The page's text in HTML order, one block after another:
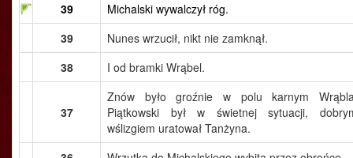
39
Michalski wywalczył róg.
39
Nunes wrzucił, nikt nie zamknął.
38
I od bramki Wrąbel.
37
Znów było groźnie w polu karnym
Piątkowski był w świetnej sytuacji,
wślizgiem uratował Tanżyna.